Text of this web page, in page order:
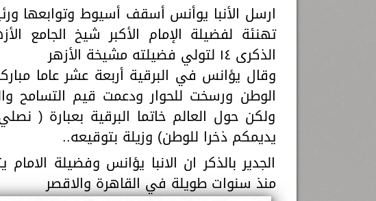
ارسل الأنبا يوأنس أسقف أسيوط وتوابعها
تهنئة لفضيلة الإمام الأكبر شيخ الجامع
الذكرى ١٤ لتولي فضيلته مشيخة الأزهر
وقال يؤانس في البرقية أربعة عشر عاما
الوطن ورسخت للحوار ودعمت قيم
ولكن حول العالم خاتما البرقية بعبارة (
يديمكم ذخرا للوطن) وزيلة بتوقيعه..
الجدير بالذكر ان الانبا يؤانس وفضيلة
منذ سنوات طويلة في القاهرة والاقصر